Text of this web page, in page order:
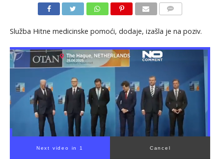
Služba Hitne medicinske pomoći, dodaje, izašla je na poziv.
Next video in 1 Cancel